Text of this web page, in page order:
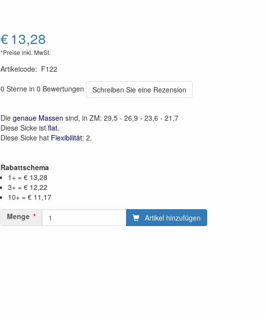
€13,28
*Preise inkl. MwSt.
Artikelcode: F122
0 Sterne in 0 Bewertungen
Schreiben Sie eine Rezension
Die genaue Massen sind, in ZM: 29,5 - 26,9 - 23,6 - 21,7
Diese Sicke ist flat.
Diese Sicke hat Flexibilität: 2.
Rabattschema
1+ = € 13,28
3+ = € 12,22
10+ = € 11,17
Menge
Artikel hinzufügen